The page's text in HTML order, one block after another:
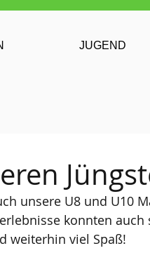
JUGEND
unsere U8 und U10
konnten auch
weiterhin viel Spaß!